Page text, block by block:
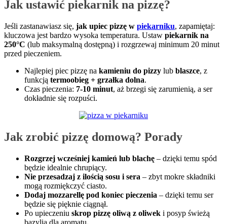
Jak ustawić piekarnik na pizzę?
Jeśli zastanawiasz się, jak upiec pizzę w piekarniku, zapamiętaj:
kluczowa jest bardzo wysoka temperatura. Ustaw piekarnik na
250°C (lub maksymalną dostępną) i rozgrzewaj minimum 20 minut
przed pieczeniem.
Najlepiej piec pizzę na kamieniu do pizzy lub blaszce, z
funkcją termoobieg + grzałka dolna.
Czas pieczenia: 7-10 minut, aż brzegi się zarumienią, a ser
dokładnie się rozpuści.
Jak zrobić pizzę domową? Porady
Rozgrzej wcześniej kamień lub blachę – dzięki temu spód
będzie idealnie chrupiący.
Nie przesadzaj z ilością sosu i sera – zbyt mokre składniki
mogą rozmiękczyć ciasto.
Dodaj mozzarellę pod koniec pieczenia – dzięki temu ser
będzie się pięknie ciągnął.
Po upieczeniu skrop pizzę oliwą z oliwek i posyp świeżą
bazylią dla aromatu.